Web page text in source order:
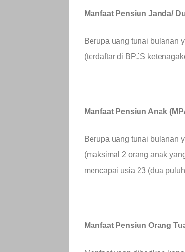
Manfaat Pensiun Janda/
Berupa uang tunai bulanan
(terdaftar di BPJS
Manfaat Pensiun Anak
Berupa uang tunai bulanan
(maksimal 2 orang anak
mencapai usia 23 (dua
Manfaat Pensiun Orang